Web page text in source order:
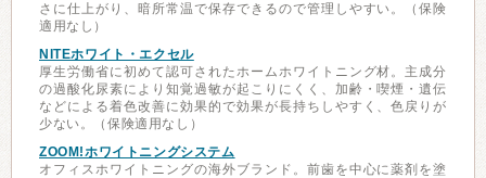
さに仕上がり、暗所常温で保存できるので管理しやすい。（保険
適用なし）
NITEホワイト・エクセル
厚生労働省に初めて認可されたホームホワイトニング材。主成分
の過酸化尿素により知覚過敏が起こりにくく、加齢・喫煙・遺伝
などによる着色改善に効果的で効果が長持ちしやすく、色戻りが
少ない。（保険適用なし）
ZOOM!ホワイトニングシステム
オフィスホワイトニングの海外ブランド。前歯を中心に薬剤を塗